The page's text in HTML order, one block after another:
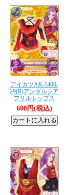
アイカツAK-1406-
29(R)アンダルシア
フリルトップス
600円(税込)